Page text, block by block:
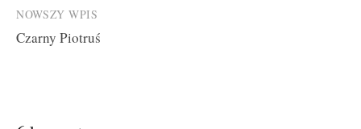
NOWSZY WPIS
Czarny Piotruś